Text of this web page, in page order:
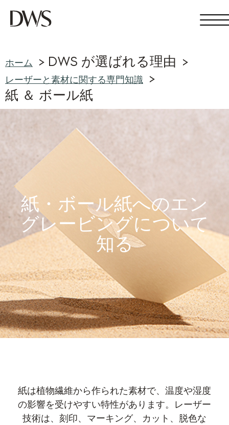
ホーム DWS が選ばれる理由
レーザーと素材に関する専門知識
紙 ＆ ボール紙
紙・ボール紙へのエン
グレービングについて
知る
紙は植物繊維から作られた素材で、温度や湿度
の影響を受けやすい特性があります。レーザー
技術は、刻印、マーキング、カット、脱色な